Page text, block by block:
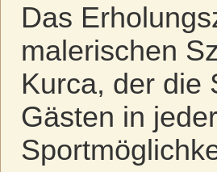
Das
malerischen
Kurca, der die
Gästen in